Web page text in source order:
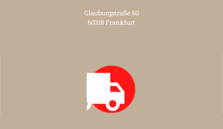
Glauburgstraße 60
60318 Frankfurt